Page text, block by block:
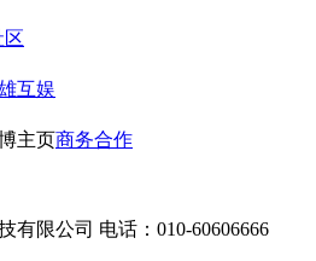
区
互娱
主页商务合作
有限公司 电话：010-60606666